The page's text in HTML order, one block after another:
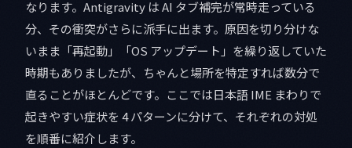
なります。Antigravity は AI タブ補完が常時走っている
分、その衝突がさらに派手に出ます。原因を切り分けな
いまま「再起動」「OS アップデート」を繰り返していた
時期もありましたが、ちゃんと場所を特定すれば数分で
直ることがほとんどです。ここでは日本語 IME まわりで
起きやすい症状を 4 パターンに分けて、それぞれの対処
を順番に紹介します。